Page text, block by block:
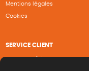
Mentions légales
Cookies
SERVICE CLIENT